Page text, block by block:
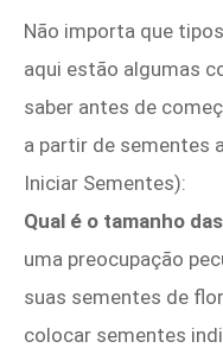
Não importa que
aqui estão algumas
saber antes de
a partir de sementes
Iniciar Sementes):
Qual ​​é o tamanho
uma preocupação
suas sementes de
colocar sementes